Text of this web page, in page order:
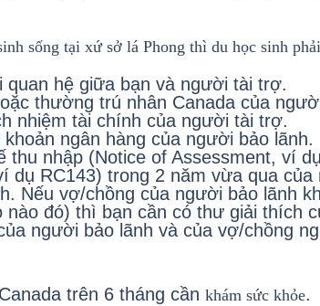
sống tại xứ sở lá Phong thì du học sinh
quan hệ giữa bạn và người tài trợ.
thường trú nhân Canada của
nhiệm tài chính của người tài trợ.
ngân hàng của người bảo lãnh.
thu nhập (Notice of Assessment, ví
dụ RC143) trong 2 năm vừa qua
Nếu vợ/chồng của người bảo lãnh
đó) thì bạn cần có thư giải thích
người bảo lãnh và của vợ/chồng
trên 6 tháng cần khám sức khỏe.